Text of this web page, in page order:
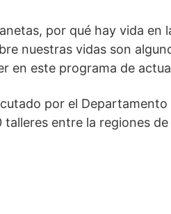
por qué hay vida en
nuestras vidas son
en este programa de
por el
talleres entre la regiones